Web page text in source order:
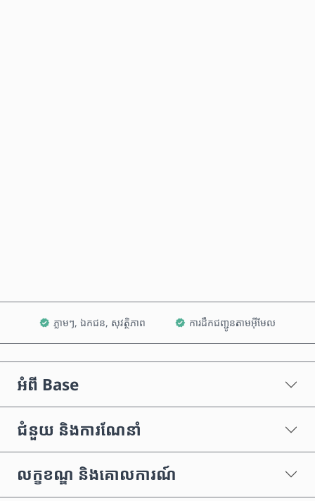
ភ្លាមៗ, ឯកជន, សុវត្ថិភាព ការដឹកជញ្ជូនតាមអ៊ីមែល
អំពី Base
ជំនួយ និងការណែនាំ
លក្ខខណ្ឌ និងគោលការណ៍